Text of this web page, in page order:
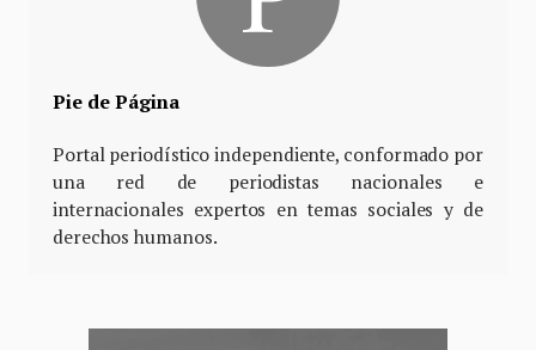
Pie de Página
Portal periodístico independiente, conformado por
una red de periodistas nacionales e
internacionales expertos en temas sociales y de
derechos humanos.